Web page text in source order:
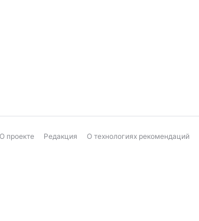
О проекте Редакция О технологиях рекомендаций